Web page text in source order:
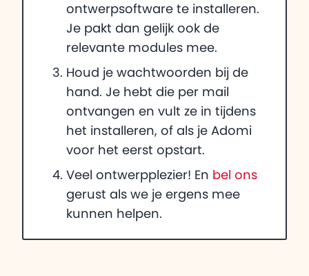
ontwerpsoftware te installeren.
Je pakt dan gelijk ook de
relevante modules mee.
Houd je wachtwoorden bij de
hand. Je hebt die per mail
ontvangen en vult ze in tijdens
het installeren, of als je Adomi
voor het eerst opstart.
Veel ontwerpplezier! En bel ons
gerust als we je ergens mee
kunnen helpen.